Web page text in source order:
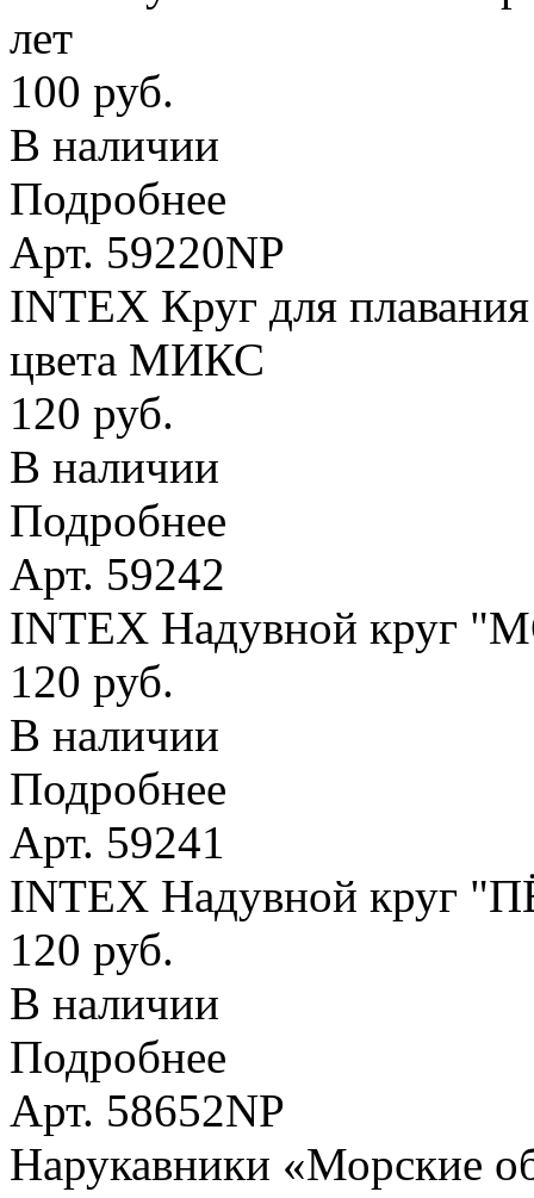
лет
100 руб.
В наличии
Подробнее
Арт. 59220NP
INTEX Круг для
цвета МИКС
120 руб.
В наличии
Подробнее
Арт. 59242
INTEX Надувной круг
120 руб.
В наличии
Подробнее
Арт. 59241
INTEX Надувной круг
120 руб.
В наличии
Подробнее
Арт. 58652NP
Нарукавники «Морские